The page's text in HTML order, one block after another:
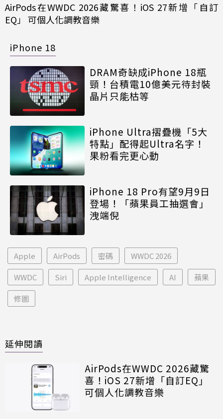
AirPods在WWDC 2026藏驚喜！iOS 27新增「自訂
EQ」 可個人化調教音樂
iPhone 18
DRAM奇缺成iPhone 18瓶
頸！台積電10億美元待封裝
晶片只能枯等
iPhone Ultra摺疊機「5大
特點」配得起Ultra名字！
果粉看完更心動
iPhone 18 Pro有望9月9日
登場！「蘋果員工抽選會」
洩端倪
Apple AirPods 密碼 WWDC 2026
WWDC Siri Apple Intelligence AI 蘋果
修圖
延伸閱讀
AirPods在WWDC 2026藏驚
喜！iOS 27新增「自訂EQ」
可個人化調教音樂